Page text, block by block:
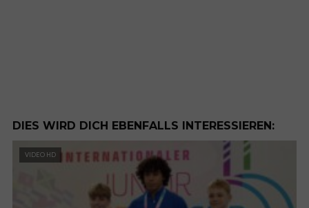
DIES WIRD DICH EBENFALLS INTERESSIEREN:
VIDEO HD